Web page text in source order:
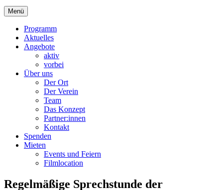
Primäres
Menü
Menü
Programm
Aktuelles
Angebote
aktiv
vorbei
Über uns
Der Ort
Der Verein
Team
Das Konzept
Partner:innen
Kontakt
Spenden
Mieten
Events und Feiern
Filmlocation
Regelmäßige Sprechstunde der